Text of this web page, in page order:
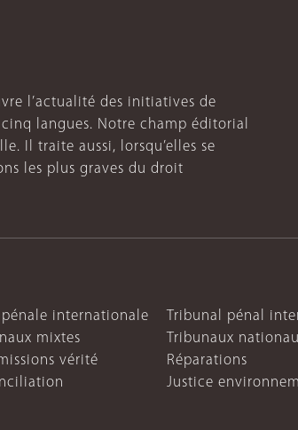
l’actualité des initiatives de
langues. Notre champ éditorial
Il traite aussi, lorsqu’elles se
les plus graves du droit
internationale
Tribunal pénal
mixtes
Tribunaux
vérité
Réparations
Justice